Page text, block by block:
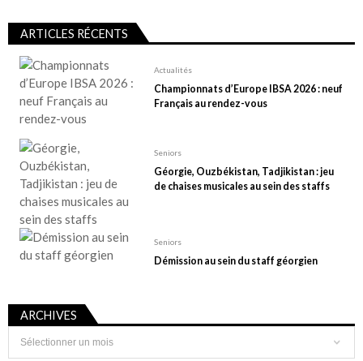
ARTICLES RÉCENTS
Actualités
Championnats d’Europe IBSA 2026 : neuf
Français au rendez-vous
Seniors
Géorgie, Ouzbékistan, Tadjikistan : jeu
de chaises musicales au sein des staffs
Seniors
Démission au sein du staff géorgien
ARCHIVES
Archives